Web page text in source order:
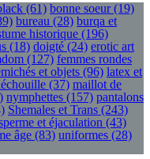
(61) bonne soeur(19)
bureau (28) burqa et
historique (196)
(18) doigté (24) erotic art
(127) femmes rondes
et objets (96) latex et
(37) maillot de
nymphettes (157) pantalons
Shemales et Trans (243)
et éjaculation (43)
âge (83) uniformes (28)